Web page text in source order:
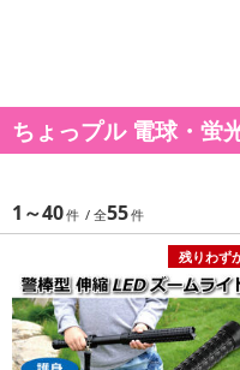
ちょっプル 電球・蛍
1～40 55
残りわず